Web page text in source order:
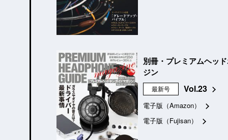
別冊・プレミアムヘッ
ジン
最新号 Vol.23
電子版（Amazon）
電子版（Fujisan）